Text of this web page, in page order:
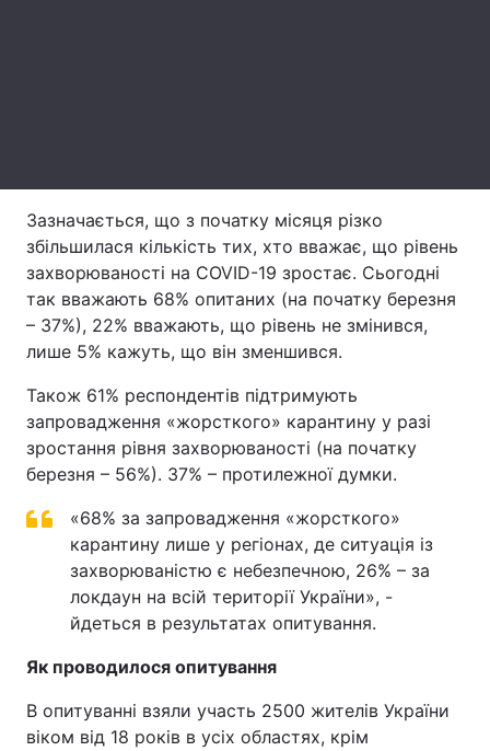
Контакти
Послуги
Зазначається, що з початку місяця різко
збільшилася кількість тих, хто вважає, що рівень
захворюваності на COVID-19 зростає. Сьогодні
так вважають 68% опитаних (на початку березня
– 37%), 22% вважають, що рівень не змінився,
лише 5% кажуть, що він зменшився.
Також 61% респондентів підтримують
запровадження «жорсткого» карантину у разі
зростання рівня захворюваності (на початку
березня – 56%). 37% – протилежної думки.
«68% за запровадження «жорсткого»
карантину лише у регіонах, де ситуація із
захворюваністю є небезпечною, 26% – за
локдаун на всій території України», -
йдеться в результатах опитування.
Як проводилося опитування
В опитуванні взяли участь 2500 жителів України
віком від 18 років в усіх областях, крім